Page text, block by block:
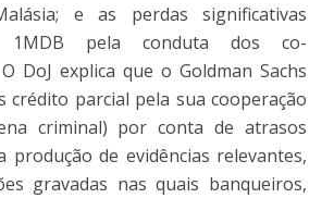
e as perdas significativas
1MDB pela conduta dos co-
DoJ explica que o Goldman Sachs
crédito parcial pela sua cooperação
criminal) por conta de atrasos
produção de evidências relevantes,
gravadas nas quais banqueiros,